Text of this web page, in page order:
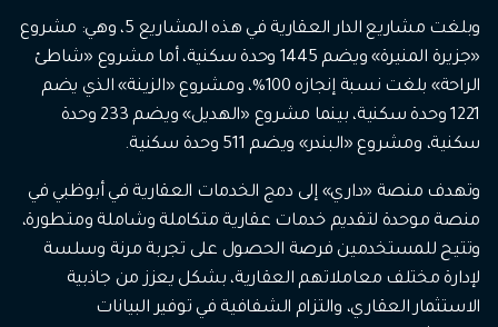
وبلغت مشاريع الدار العقارية في هذه المشاريع 5، وهي: مشروع
«جزيرة المنيرة» ويضم 1445 وحدة سكنية، أما مشروع «شاطئ
الراحة» بلغت نسبة إنجازه 100%، ومشروع «الزينة» الذي يضم
1221 وحدة سكنية، بينما مشروع «الهديل» ويضم 233 وحدة
سكنية، ومشروع «البندر» ويضم 511 وحدة سكنية.
وتهدف منصة «داري» إلى دمج الخدمات العقارية في أبوظبي في
منصة موحدة لتقديم خدمات عقارية متكاملة وشاملة ومتطورة،
وتتيح للمستخدمين فرصة الحصول على تجربة مرنة وسلسة
لإدارة مختلف معاملاتهم العقارية، بشكل يعزز من جاذبية
الاستثمار العقاري، والتزام الشفافية في توفير البيانات